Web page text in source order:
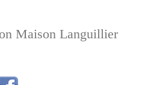
Maison Languillier